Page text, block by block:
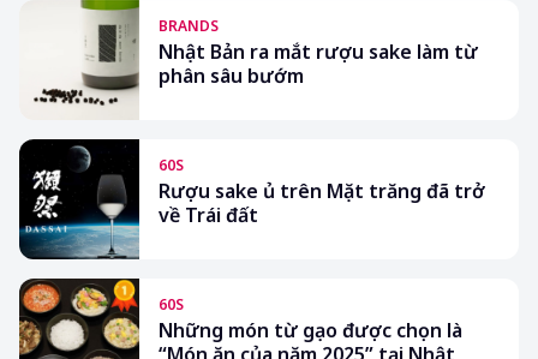
BRANDS
Nhật Bản ra mắt rượu sake làm từ
phân sâu bướm
60S
Rượu sake ủ trên Mặt trăng đã trở
về Trái đất
60S
Những món từ gạo được chọn là